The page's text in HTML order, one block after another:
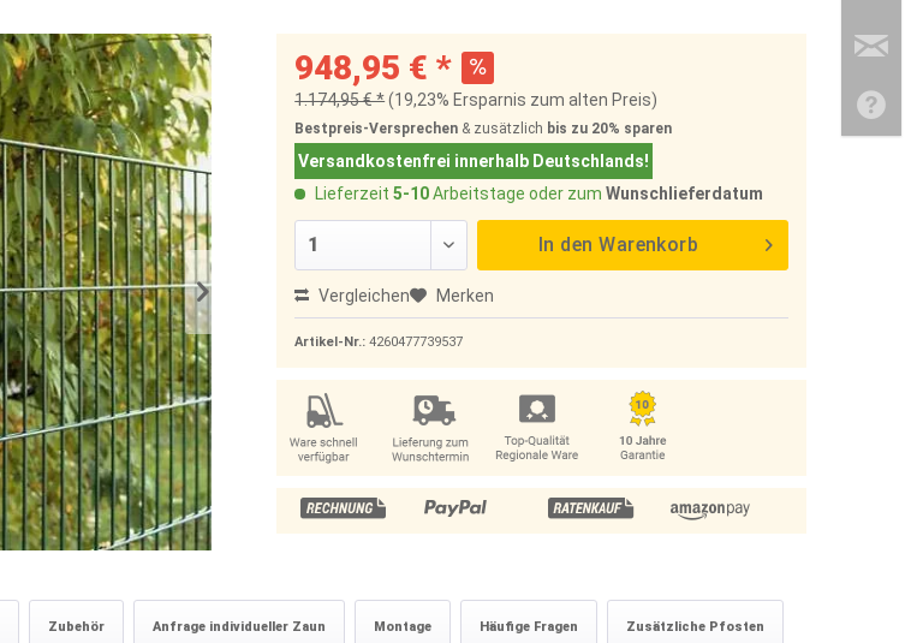
948,95 € *
1.174,95 € *(19,23% Ersparnis zum alten Preis)
Bestpreis-Versprechen & zusätzlich bis zu 20% sparen
Versandkostenfrei innerhalb Deutschlands!
Lieferzeit5-10Arbeitstage oder zumWunschlieferdatum
In den Warenkorb
Vergleichen Merken
Artikel-Nr.:4260477739537
Zubehör Anfrage individueller Zaun Montage Häufige Fragen Zusätzliche Pfosten